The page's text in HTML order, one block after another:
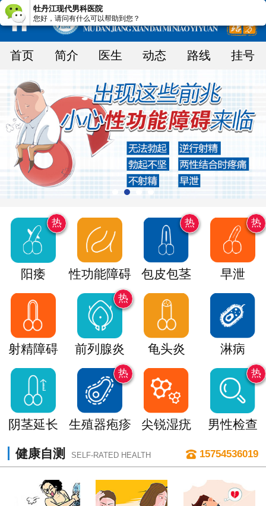
首页 简介 医生 动态 路线 挂号
热
阳痿 性功能障碍
热
包皮包茎
热
早泄
射精障碍
热
前列腺炎 龟头炎 淋病
阴茎延长
热
生殖器疱疹 尖锐湿疣
热
男性检查
健康自测 SELF-RATED HEALTH 15754536019
牡丹江现代男科医院
您好，请问有什么可以帮助到您？